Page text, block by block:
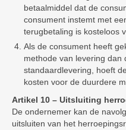
betaalmiddel dat de
consument instemt met
terugbetaling is kosteloos
Als de consument heeft
methode van levering dan
standaardlevering, hoeft
kosten voor de duurdere
Artikel 10 – Uitsluiting
De ondernemer kan de
uitsluiten van het